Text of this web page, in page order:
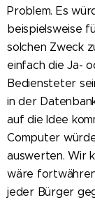
Problem. Es
beispielsweise
solchen Zweck
einfach die Ja-
Bediensteter
in der
auf die Idee
Computer
auswerten. Wir
wäre
jeder Bürger